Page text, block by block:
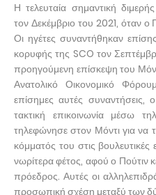
Η τελευταία σημαντική
τον Δεκέμβριο του 2021, όταν ο
Οι ηγέτες συναντήθηκαν
κορυφής της SCO τον
προηγούμενη επίσκεψη του
Ανατολικό Οικονομικό
επίσημες αυτές συναντήσεις,
τακτική επικοινωνία μέσω
τηλεφώνησε στον Μόντι για να
κόμματός του στις
νωρίτερα φέτος, αφού ο Πούτιν
πρόεδρος. Αυτές οι
προσωπική σχέση μεταξύ των